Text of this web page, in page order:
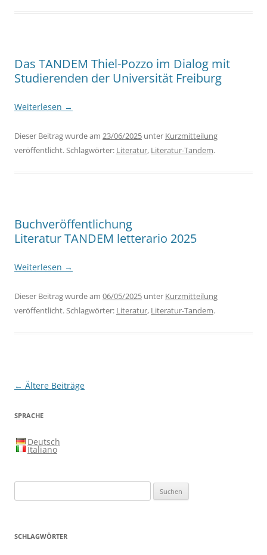
Das TANDEM Thiel-Pozzo im Dialog mit
Studierenden der Universität Freiburg
Weiterlesen →
Dieser Beitrag wurde am 23/06/2025 unter Kurzmitteilung
veröffentlicht. Schlagwörter: Literatur, Literatur-Tandem.
Buchveröffentlichung
Literatur TANDEM letterario 2025
Weiterlesen →
Dieser Beitrag wurde am 06/05/2025 unter Kurzmitteilung
veröffentlicht. Schlagwörter: Literatur, Literatur-Tandem.
Beitragsnavigation
← Ältere Beiträge
SPRACHE
Deutsch
Italiano
nach:
SCHLAGWÖRTER